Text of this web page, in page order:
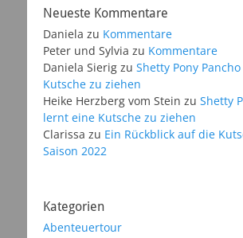
Neueste Kommentare
Daniela zu Kommentare
Peter und Sylvia zu Kommentare
Daniela Sierig zu Shetty Pony
Kutsche zu ziehen
Heike Herzberg vom Stein zu Shetty
lernt eine Kutsche zu ziehen
Clarissa zu Ein Rückblick auf die
Saison 2022
Kategorien
Abenteuertour